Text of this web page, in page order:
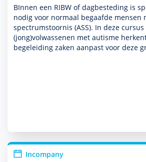
BInnen een RIBW of dagbesteding is
nodig voor normaal begaafde
spectrum­stoor­nis (ASS). In deze
(jong)vol­was­senen met autisme
bege­lei­ding zaken aanpast voor deze
Incompany